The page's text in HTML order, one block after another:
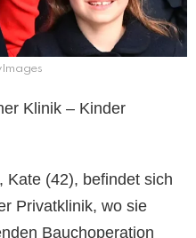
Klinik – Kinder
Kate (42), befindet sich
Privatklinik, wo sie
Bauchoperation